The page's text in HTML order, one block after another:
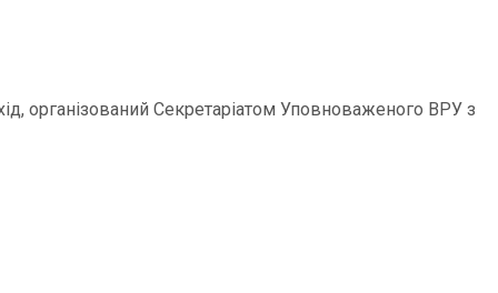
організований Секретаріатом Уповноваженого ВРУ з